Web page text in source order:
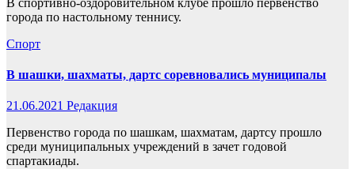
В спортивно-оздоровительном клубе прошло первенство
города по настольному теннису.
Спорт
В шашки, шахматы, дартс соревновались муниципалы
21.06.2021 Редакция
Первенство города по шашкам, шахматам, дартсу прошло
среди муниципальных учреждений в зачет годовой
спартакиады.